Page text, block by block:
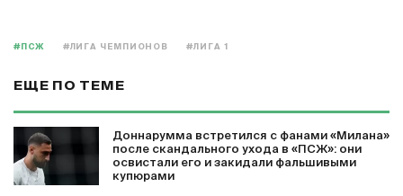
#ПСЖ #ЛИГА ЧЕМПИОНОВ #ЛИГА 1
ЕЩЕ ПО ТЕМЕ
Доннарумма встретился с фанами «Милана»
после скандального ухода в «ПСЖ»: они
освистали его и закидали фальшивыми
купюрами